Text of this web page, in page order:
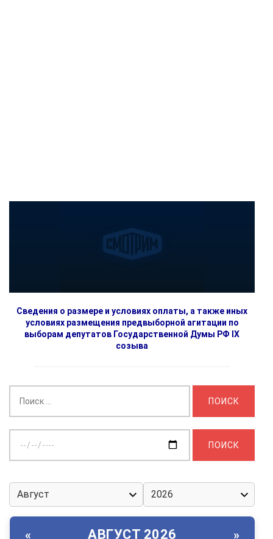
Сведения о размере и условиях оплаты, а также иных
условиях размещения предвыборной агитации по
выборам депутатов Государственной Думы РФ IX
созыва
дату:
« АВГУСТ 2026 »